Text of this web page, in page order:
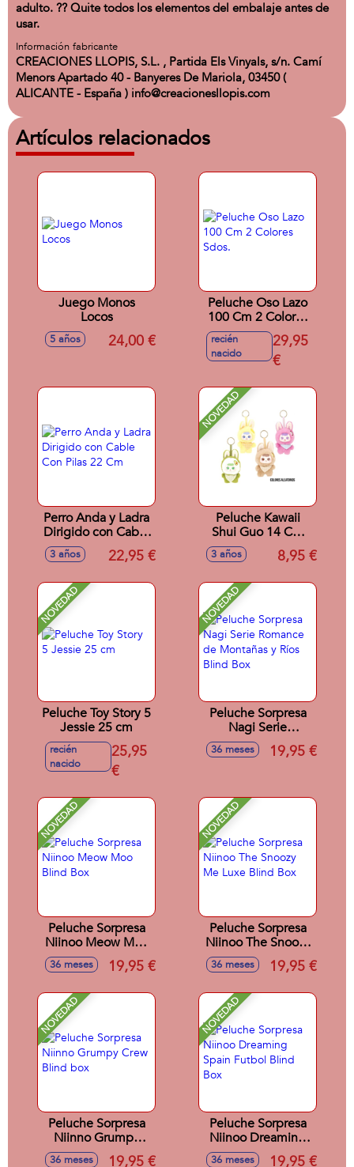
adulto. ?? Quite todos los elementos del embalaje antes de
usar.
Información fabricante
CREACIONES LLOPIS, S.L. , Partida Els Vinyals, s/n. Camí
Menors Apartado 40 - Banyeres De Mariola, 03450 (
ALICANTE - España ) info@creacionesllopis.com
Artículos relacionados
Juego Monos
Locos
5 años 24,00 €
Peluche Oso Lazo
100 Cm 2 Colores
Sdos.
recién
nacido
29,95
€
Perro Anda y Ladra
Dirigido con Cable
Con Pilas 22 Cm
3 años 22,95 €
NOVEDAD
Peluche Kawaii
Shui Guo 14 Cm
Fruit Bunny Con
Colgador. -
3 años 8,95 €
NOVEDAD
Peluche Toy Story 5
Jessie 25 cm
recién
nacido
25,95
€
NOVEDAD
Peluche Sorpresa
Nagi Serie
Romance de
Montañas y Ríos
36 meses 19,95 €
NOVEDAD
Peluche Sorpresa
Niinoo Meow Moo
Blind Box
36 meses 19,95 €
NOVEDAD
Peluche Sorpresa
Niinoo The Snoozy
Me Luxe Blind Box
36 meses 19,95 €
NOVEDAD
Peluche Sorpresa
Niinno Grumpy
Crew Blind box
36 meses 19,95 €
NOVEDAD
Peluche Sorpresa
Niinoo Dreaming
Spain Futbol Blind
36 meses 19,95 €